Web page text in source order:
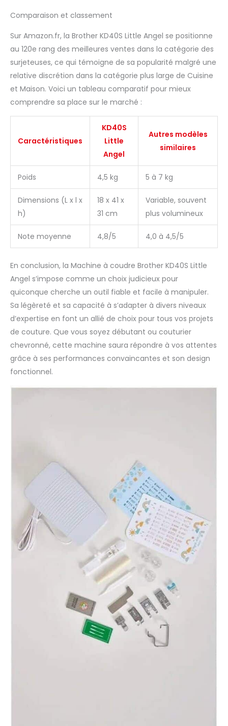
Comparaison et classement
Sur Amazon.fr, la Brother KD40S Little Angel se positionne
au 120e rang des meilleures ventes dans la catégorie des
surjeteuses, ce qui témoigne de sa popularité malgré une
relative discrétion dans la catégorie plus large de Cuisine
et Maison. Voici un tableau comparatif pour mieux
comprendre sa place sur le marché :
Caractéristiques
KD40S
Little
Angel
Autres modèles
similaires
Poids 4,5 kg 5 à 7 kg
Dimensions (L x l x
h)
18 x 41 x
31 cm
Variable, souvent
plus volumineux
Note moyenne 4,8/5 4,0 à 4,5/5
En conclusion, la Machine à coudre Brother KD40S Little
Angel s’impose comme un choix judicieux pour
quiconque cherche un outil fiable et facile à manipuler.
Sa légèreté et sa capacité à s’adapter à divers niveaux
d’expertise en font un allié de choix pour tous vos projets
de couture. Que vous soyez débutant ou couturier
chevronné, cette machine saura répondre à vos attentes
grâce à ses performances convaincantes et son design
fonctionnel.